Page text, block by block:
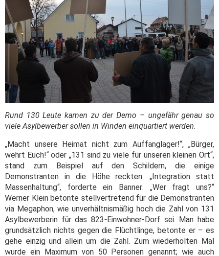
Rund 130 Leute kamen zu der Demo – ungefähr genau so
viele Asylbewerber sollen in Winden einquartiert werden.
„Macht unsere Heimat nicht zum Auffanglager!“, „Bürger,
wehrt Euch!“ oder „131 sind zu viele für unseren kleinen Ort“,
stand zum Beispiel auf den Schildern, die einige
Demonstranten in die Höhe reckten. „Integration statt
Massenhaltung“, forderte ein Banner: „Wer fragt uns?“
Werner Klein betonte stellvertretend für die Demonstranten
via Megaphon, wie unverhältnismäßig hoch die Zahl von 131
Asylbewerberin für das 823-Einwohner-Dorf sei. Man habe
grundsätzlich nichts gegen die Flüchtlinge, betonte er – es
gehe einzig und allein um die Zahl. Zum wiederholten Mal
wurde ein Maximum von 50 Personen genannt; wie auch